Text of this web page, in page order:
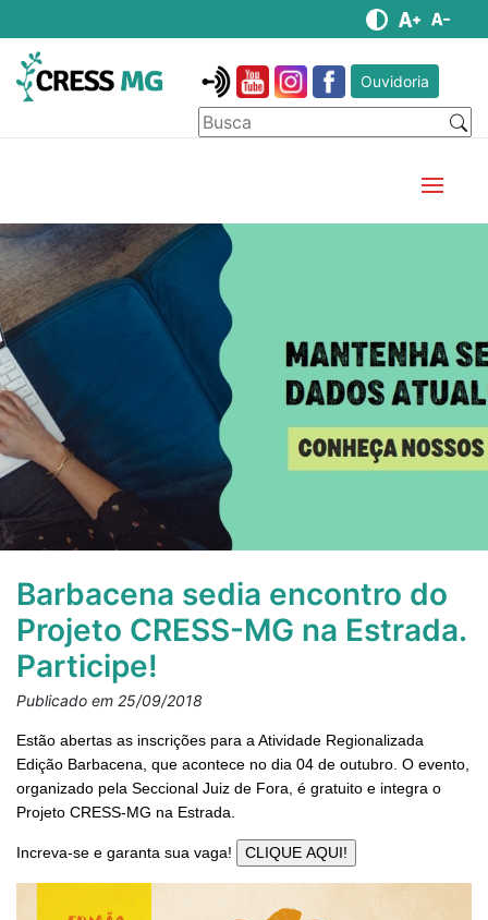
Ouvidoria
Barbacena sedia encontro do
Projeto CRESS-MG na Estrada.
Participe!
Publicado em 25/09/2018
Estão abertas as inscrições para a Atividade Regionalizada
Edição Barbacena, que acontece no dia 04 de outubro. O evento,
organizado pela Seccional Juiz de Fora, é gratuito e integra o
Projeto CRESS-MG na Estrada.
Increva-se e garanta sua vaga!